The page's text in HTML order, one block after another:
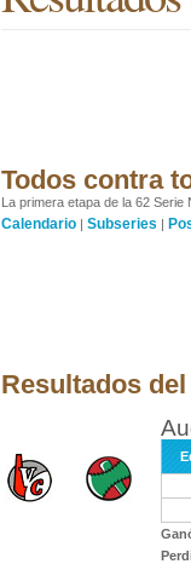
Todos contra
La primera etapa de la 62
Calendario | Subseries |
Resultados